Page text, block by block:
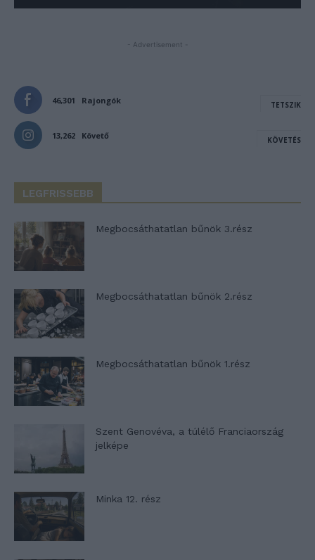
- Advertisement -
46,301 Rajongók TETSZIK
13,262 Követő KÖVETÉS
LEGFRISSEBB
Megbocsáthatatlan bűnök 3.rész
Megbocsáthatatlan bűnök 2.rész
Megbocsáthatatlan bűnök 1.rész
Szent Genovéva, a túlélő Franciaország
jelképe
Minka 12. rész